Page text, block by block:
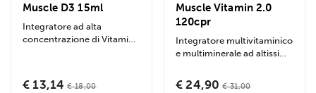
Muscle D3 15ml
Integratore ad alta
concentrazione di Vitamina
€ 13,14 € 18,00
Muscle Vitamin 2.0
120cpr
Integratore multivitaminico
e multiminerale ad altissima
con...
€ 24,90 € 31,00